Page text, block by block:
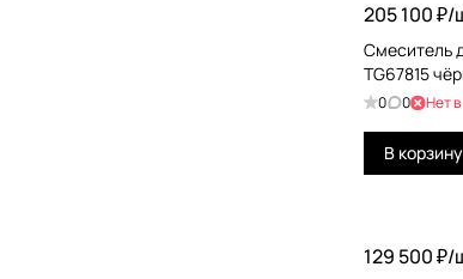
205 100 ₽/
Смеситель
TG67815
0 0 Нет
В корзину
129 500 ₽/